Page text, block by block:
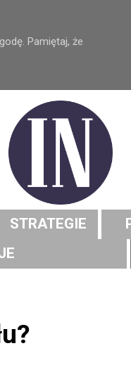
Pamiętaj, że
STRATEGIE